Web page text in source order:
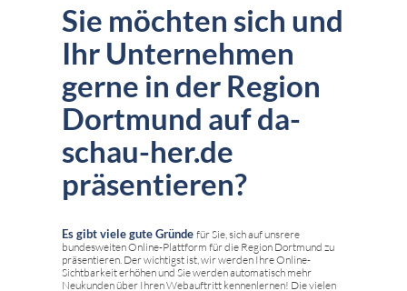
Sie möchten sich und
Ihr Unternehmen
gerne in der Region
Dortmund auf da-
schau-her.de
präsentieren?
Es gibt viele gute Gründe für Sie, sich auf unsrere
bundesweiten Online-Plattform für die Region Dortmund zu
präsentieren. Der wichtigst ist, wir werden Ihre Online-
Sichtbarkeit erhöhen und Sie werden automatisch mehr
Neukunden über Ihren Webauftritt kennenlernen! Die vielen